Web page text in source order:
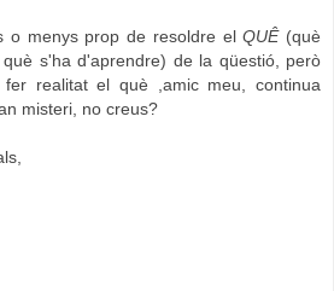
o menys prop de resoldre elQUÊ(què
s'ha d'aprendre) de la qüestió, però
realitat el què ,amic meu, continua
misteri, no creus?